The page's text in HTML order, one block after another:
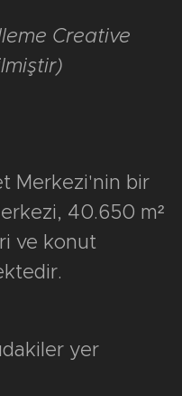
Creative
Merkezi'nin bir
40.650 m²
ve konut
yer